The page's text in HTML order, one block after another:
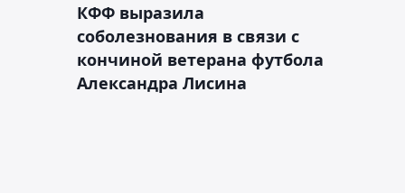
КФФ выразила
соболезнования в связи с
кончиной ветерана футбола
Александра Лисина